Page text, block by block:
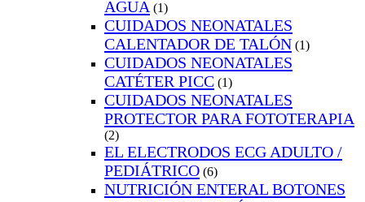
AGUA (1)
CUIDADOS NEONATALES
CALENTADOR DE TALÓN (1)
CUIDADOS NEONATALES
CATÉTER PICC (1)
CUIDADOS NEONATALES
PROTECTOR PARA FOTOTERAPIA
(2)
EL ELECTRODOS ECG ADULTO /
PEDIÁTRICO (6)
NUTRICIÓN ENTERAL BOTONES